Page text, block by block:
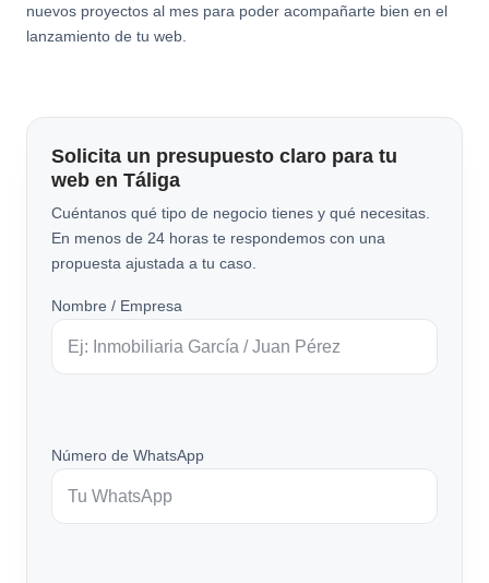
nuevos proyectos al mes para poder acompañarte bien en el
lanzamiento de tu web.
Solicita un presupuesto claro para tu
web en Táliga
Cuéntanos qué tipo de negocio tienes y qué necesitas.
En menos de 24 horas te respondemos con una
propuesta ajustada a tu caso.
Nombre / Empresa
Número de WhatsApp